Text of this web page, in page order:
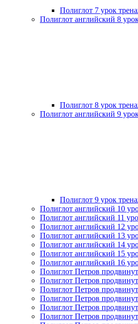
Полиглот 7 урок
Полиглот английский 8
Полиглот 8 урок
Полиглот английский 9
Полиглот 9 урок
Полиглот английский 10
Полиглот английский 11
Полиглот английский 12
Полиглот английский 13
Полиглот английский 14
Полиглот английский 15
Полиглот английский 16
Полиглот Петров
Полиглот Петров
Полиглот Петров
Полиглот Петров
Полиглот Петров
Полиглот Петров